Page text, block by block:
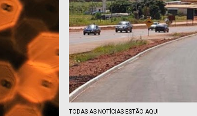
TODAS AS NOTÍCIAS ESTÃO AQUI